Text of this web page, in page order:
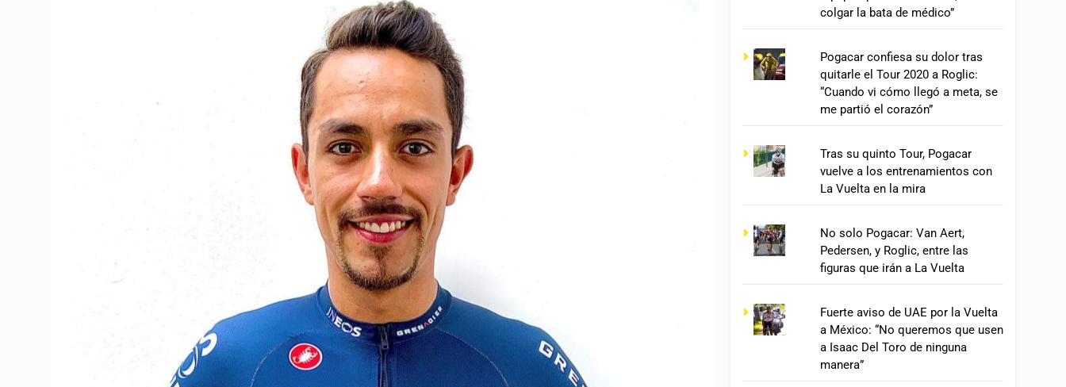
colgar la bata de médico”
Pogacar confiesa su dolor tras
quitarle el Tour 2020 a Roglic:
“Cuando vi cómo llegó a meta, se
me partió el corazón”
Tras su quinto Tour, Pogacar
vuelve a los entrenamientos con
La Vuelta en la mira
No solo Pogacar: Van Aert,
Pedersen, y Roglic, entre las
figuras que irán a La Vuelta
Fuerte aviso de UAE por la Vuelta
a México: “No queremos que usen
a Isaac Del Toro de ninguna
manera”